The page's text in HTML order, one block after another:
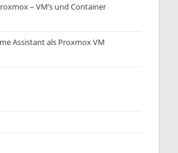
– VM’s und Container
Assistant als Proxmox VM